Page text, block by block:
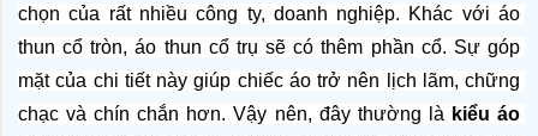
chọn của rất nhiều công ty, doanh nghiệp. Khác với áo
thun cổ tròn, áo thun cổ trụ sẽ có thêm phần cổ. Sự góp
mặt của chi tiết này giúp chiếc áo trở nên lịch lãm, chững
chạc và chín chắn hơn. Vậy nên, đây thường là kiểu áo